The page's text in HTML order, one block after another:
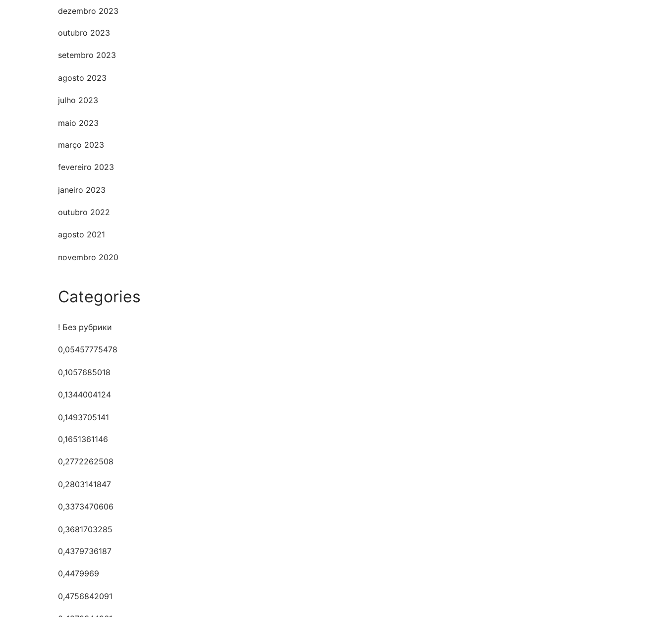
dezembro 2023
outubro 2023
setembro 2023
agosto 2023
julho 2023
maio 2023
março 2023
fevereiro 2023
janeiro 2023
outubro 2022
agosto 2021
novembro 2020
Categories
! Без рубрики
0,05457775478
0,1057685018
0,1344004124
0,1493705141
0,1651361146
0,2772262508
0,2803141847
0,3373470606
0,3681703285
0,4379736187
0,4479969
0,4756842091